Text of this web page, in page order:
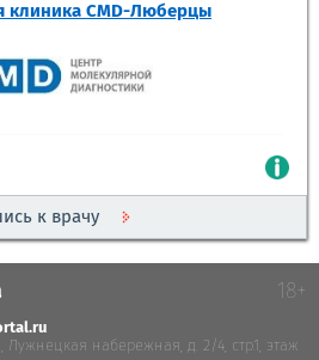
клиника CMD-Люберцы
к врачу
18+
Лужнецкая набережная, д. 2/4, стр.1, этаж